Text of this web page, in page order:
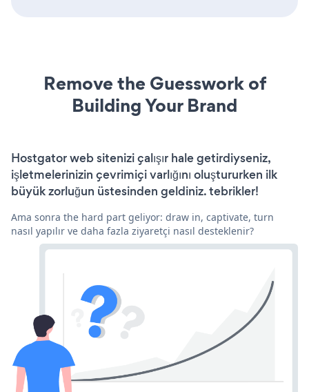
Remove the Guesswork of
Building Your Brand
Hostgator web sitenizi çalışır hale getirdiyseniz,
işletmelerinizin çevrimiçi varlığını oluştururken ilk
büyük zorluğun üstesinden geldiniz. tebrikler!
Ama sonra the hard part geliyor: draw in, captivate, turn
nasıl yapılır ve daha fazla ziyaretçi nasıl desteklenir?